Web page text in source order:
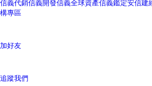
信義代銷信義開發信義全球資產信義鑑定安信建
構專區
加好友
追蹤我們